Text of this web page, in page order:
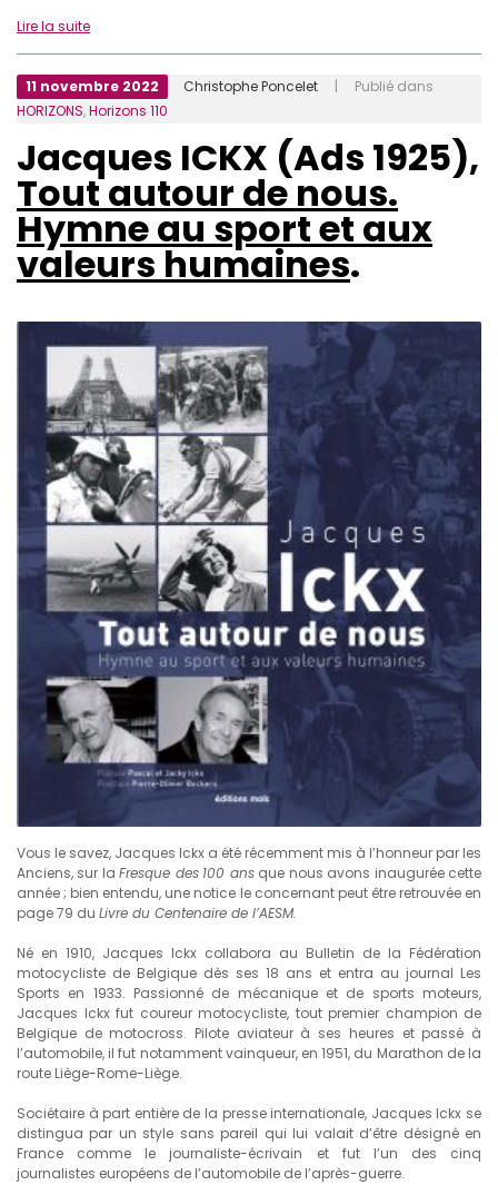
Lire la suite
11 novembre 2022 Christophe Poncelet | Publié dans
HORIZONS,Horizons 110
Jacques ICKX (Ads 1925),
Tout autour de nous.
Hymne au sport et aux
valeurs humaines.
Vous le savez, Jacques Ickx a été récemment mis à l’honneur par les
Anciens, sur laFresque des 100 ansque nous avons inaugurée cette
année ; bien entendu, une notice le concernant peut être retrouvée en
page 79 du Livre du Centenaire de l’AESM.
Né en 1910, Jacques Ickx collabora au Bulletin de la Fédération
motocycliste de Belgique dès ses 18 ans et entra au journal Les
Sports en 1933. Passionné de mécanique et de sports moteurs,
Jacques Ickx fut coureur motocycliste, tout premier champion de
Belgique de motocross. Pilote aviateur à ses heures et passé à
l’automobile, il fut notamment vainqueur, en 1951, du Marathon de la
route Liège-Rome-Liège.
Sociétaire à part entière de la presse internationale, Jacques Ickx se
distingua par un style sans pareil qui lui valait d’être désigné en
France comme le journaliste-écrivain et fut l’un des cinq
journalistes européens de l’automobile de l’après-guerre.